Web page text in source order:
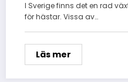
I Sverige finns det en rad
för hästar. Vissa av…
Läs mer